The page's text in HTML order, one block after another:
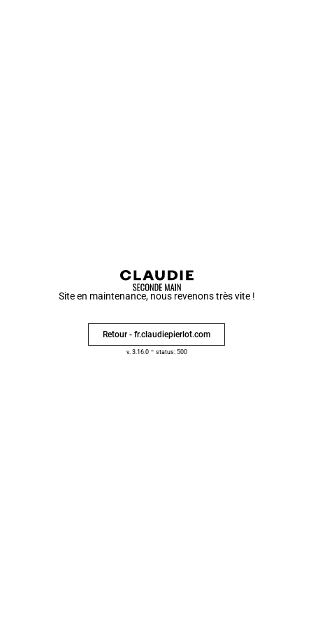
Site en maintenance, nous revenons très vite !
Retour - fr.claudiepierlot.com
v. 3.16.0- status: 500